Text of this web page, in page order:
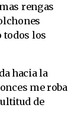
rengas
todos los
hacia la
me roba
de